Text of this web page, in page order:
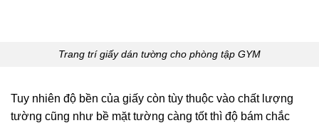
Trang trí giấy dán tường cho phòng tập GYM
Tuy nhiên độ bền của giấy còn tùy thuộc vào chất lượng
tường cũng như bề mặt tường càng tốt thì độ bám chắc